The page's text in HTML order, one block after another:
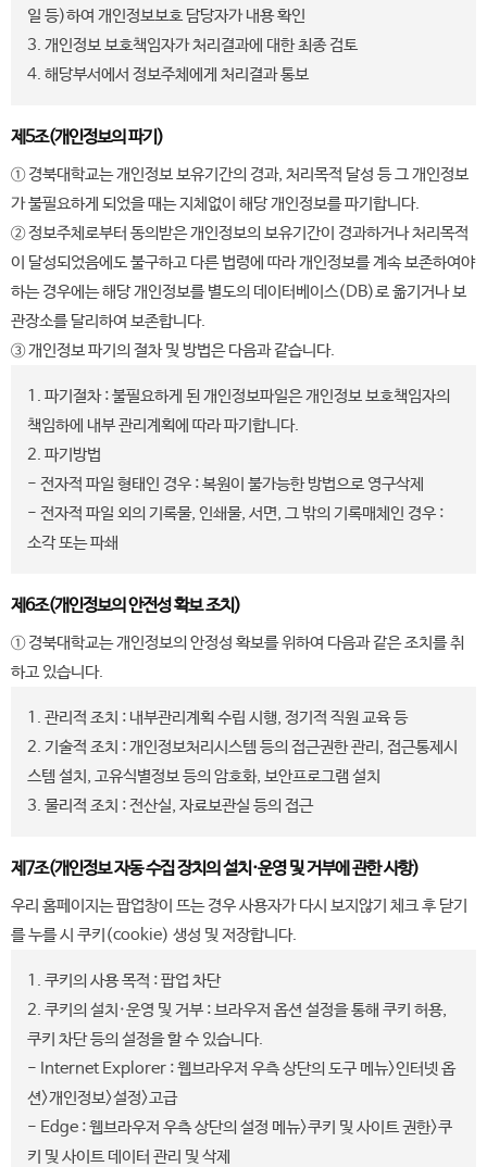
일 등)하여 개인정보보호 담당자가 내용 확인
3. 개인정보 보호책임자가 처리결과에 대한 최종 검토
4. 해당부서에서 정보주체에게 처리결과 통보
제5조(개인정보의 파기)
① 경북대학교는 개인정보 보유기간의 경과, 처리목적 달성 등 그 개인정보
가 불필요하게 되었을 때는 지체없이 해당 개인정보를 파기합니다.
② 정보주체로부터 동의받은 개인정보의 보유기간이 경과하거나 처리목적
이 달성되었음에도 불구하고 다른 법령에 따라 개인정보를 계속 보존하여야
하는 경우에는 해당 개인정보를 별도의 데이터베이스(DB)로 옮기거나 보
관장소를 달리하여 보존합니다.
③ 개인정보 파기의 절차 및 방법은 다음과 같습니다.
1. 파기절차 : 불필요하게 된 개인정보파일은 개인정보 보호책임자의
책임하에 내부 관리계획에 따라 파기합니다.
2. 파기방법
- 전자적 파일 형태인 경우 : 복원이 불가능한 방법으로 영구삭제
- 전자적 파일 외의 기록물, 인쇄물, 서면, 그 밖의 기록매체인 경우 :
소각 또는 파쇄
제6조(개인정보의 안전성 확보 조치)
① 경북대학교는 개인정보의 안정성 확보를 위하여 다음과 같은 조치를 취
하고 있습니다.
1. 관리적 조치 : 내부관리계획 수립 시행, 정기적 직원 교육 등
2. 기술적 조치 : 개인정보처리시스템 등의 접근권한 관리, 접근통제시
스템 설치, 고유식별정보 등의 암호화, 보안프로그램 설치
3. 물리적 조치 : 전산실, 자료보관실 등의 접근
제7조(개인정보 자동 수집 장치의 설치·운영 및 거부에 관한 사항)
우리 홈페이지는 팝업창이 뜨는 경우 사용자가 다시 보지않기 체크 후 닫기
를 누를 시 쿠키(cookie) 생성 및 저장합니다.
1. 쿠키의 사용 목적 : 팝업 차단
2. 쿠키의 설치·운영 및 거부 : 브라우저 옵션 설정을 통해 쿠키 허용,
쿠키 차단 등의 설정을 할 수 있습니다.
- Internet Explorer : 웹브라우저 우측 상단의 도구 메뉴>인터넷 옵
션>개인정보>설정>고급
- Edge : 웹브라우저 우측 상단의 설정 메뉴>쿠키 및 사이트 권한>쿠
키 및 사이트 데이터 관리 및 삭제